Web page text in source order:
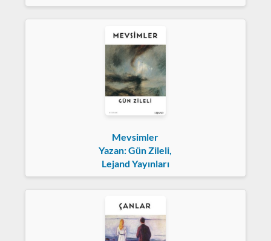
Mevsimler
Yazan: Gün Zileli,
Lejand Yayınları